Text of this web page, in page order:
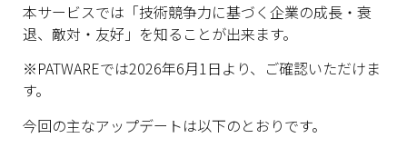
本サービスでは「技術競争力に基づく企業の成長・衰
退、敵対・友好」を知ることが出来ます。
※PATWAREでは2026年6月1日より、ご確認いただけま
す。
今回の主なアップデートは以下のとおりです。